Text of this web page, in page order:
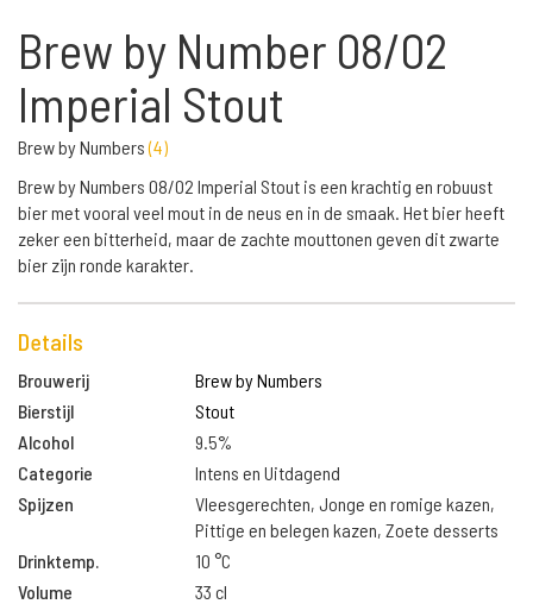
Brew by Number 08/02
Imperial Stout
Brew by Numbers(4)
Brew by Numbers 08/02 Imperial Stout is een krachtig en robuust
bier met vooral veel mout in de neus en in de smaak. Het bier heeft
zeker een bitterheid, maar de zachte mouttonen geven dit zwarte
bier zijn ronde karakter.
Details
Brouwerij
Brew by Numbers
Bierstijl
Stout
Alcohol
9.5%
Categorie
Intens en Uitdagend
Spijzen
Vleesgerechten, Jonge en romige kazen,
Pittige en belegen kazen, Zoete desserts
Drinktemp.
10 °C
Volume
33 cl